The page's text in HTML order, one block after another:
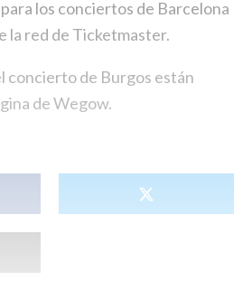
los conciertos de Barcelona
la red de Ticketmaster.
concierto de Burgos están
de Wegow.